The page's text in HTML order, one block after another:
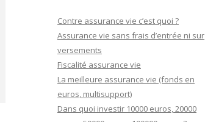
Contre assurance vie c’est quoi ?
Assurance vie sans frais d’entrée ni sur
versements
Fiscalité assurance vie
La meilleure assurance vie (fonds en
euros, multisupport)
Dans quoi investir 10000 euros, 20000